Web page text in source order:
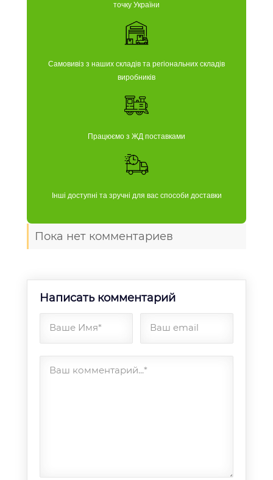
точку України
Самовивіз з наших складів та регіональних складів
виробників
Працюємо з ЖД поставками
Інші доступні та зручні для вас способи доставки
Пока нет комментариев
Написать комментарий
Ваше Имя* Ваш email
Ваш комментарий...*